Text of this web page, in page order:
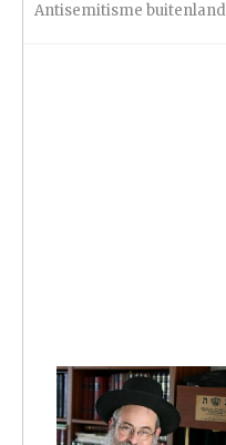
Antisemitisme buitenland